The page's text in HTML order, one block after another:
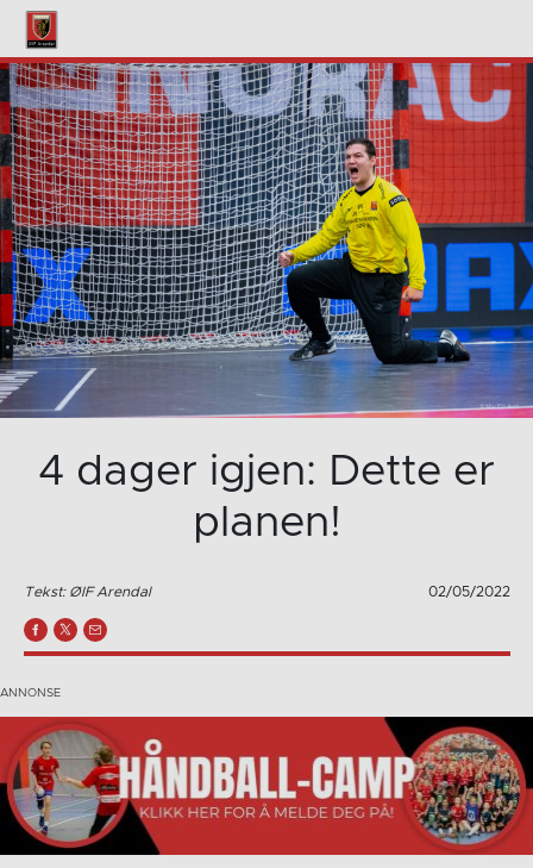
4 dager igjen: Dette er
planen!
Tekst: ØIF Arendal 02/05/2022